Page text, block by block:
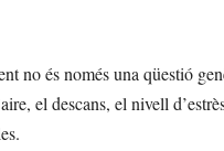
no és només una qüestió
el descans, el nivell